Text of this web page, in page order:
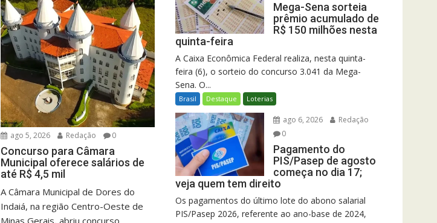
ago 5, 2026 Redação 0
Concurso para Câmara
Municipal oferece salários de
até R$ 4,5 mil
A Câmara Municipal de Dores do
Indaiá, na região Centro-Oeste de
Minas Gerais, abriu concurso
Mega-Sena sorteia
prêmio acumulado de
R$ 150 milhões nesta
quinta-feira
A Caixa Econômica Federal realiza, nesta quinta-
feira (6), o sorteio do concurso 3.041 da Mega-
Sena. O...
Brasil Destaque Loterias
ago 6, 2026
Redação
0
Pagamento do
PIS/Pasep de agosto
começa no dia 17;
veja quem tem direito
Os pagamentos do último lote do abono salarial
PIS/Pasep 2026, referente ao ano-base de 2024,